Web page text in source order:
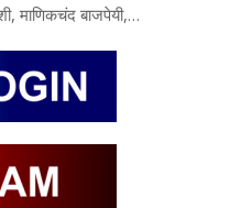
माणिकचंद बाजपेयी,…